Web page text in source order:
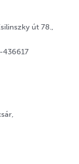
út 78.,